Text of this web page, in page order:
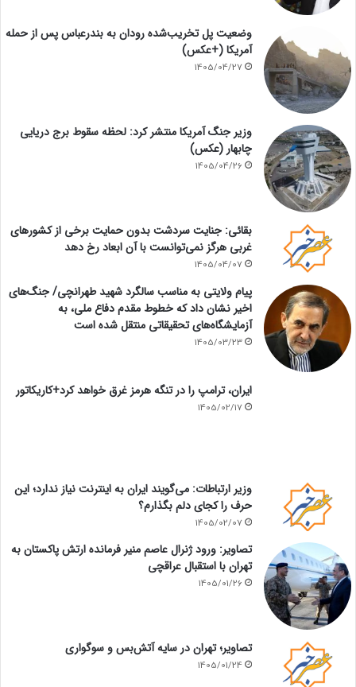
وضعیت پل تخریب‌شده رودان به بندرعباس پس از حمله
آمریکا (+عکس)
1405/04/27
وزیر جنگ آمریکا منتشر کرد: لحظه سقوط برج دریایی
چابهار (عکس)
1405/04/26
بقائی: جنایت سردشت بدون حمایت برخی از کشورهای
غربی هرگز نمی‌توانست با آن ابعاد رخ دهد
1405/04/07
پیام ولایتی به مناسب سالگرد شهید طهرانچی/ جنگ‌های
اخیر نشان داد که خطوط مقدم دفاع ملی، به
آزمایشگاه‌های تحقیقاتی منتقل شده است
1405/03/23
ایران، ترامپ را در تنگه هرمز غرق خواهد کرد+کاریکاتور
1405/02/17
وزیر ارتباطات: می‌گویند ایران به اینترنت نیاز ندارد؛ این
حرف را کجای دلم بگذارم؟
1405/02/07
تصاویر: ورود ژنرال عاصم منیر فرمانده ارتش پاکستان به
تهران با استقبال عراقچی
1405/01/26
تصاویر؛ تهران در سایه آتش‌بس و سوگواری
1405/01/24